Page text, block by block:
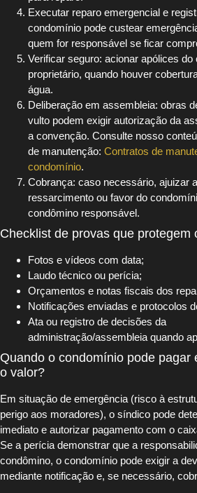
Executar reparo emergencial e
condomínio pode custear
quem for responsável se ficar
Verificar seguro: acionar apólices do
proprietário, quando houver
água.
Deliberação em assembleia: obras
vulto podem exigir autorização da
a convenção. Consulte nosso
de manutenção: Contratos de
condomínio.
Cobrança: caso necessário, ajuizar
ressarcimento ou favor do
condômino responsável.
Checklist de provas que protegem
Fotos e vídeos com data;
Laudo técnico ou perícia;
Orçamentos e notas fiscais dos
Notificações enviadas e protocolos
Ata ou registro de decisões da
administração/assembleia quando
Quando o condomínio pode pagar
o valor?
Em situação de emergência (risco à
perigo aos moradores), o síndico pode
imediato e autorizar pagamento com o
Se a perícia demonstrar que a
condômino, o condomínio pode exigir a
mediante notificação e, se necessário,